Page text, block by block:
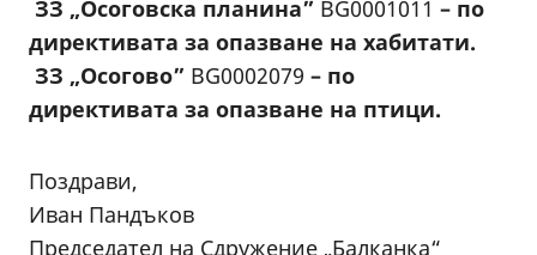
ЗЗ „Осоговска планина” BG0001011 – по
директивата за опазване на хабитати.
ЗЗ „Осогово” BG0002079 – по
директивата за опазване на птици.
Поздрави,
Иван Пандъков
Председател на Сдружение „Балканка“